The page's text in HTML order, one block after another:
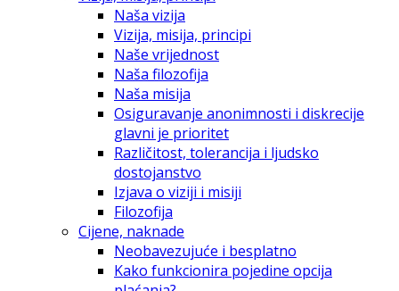
Naša vizija
Vizija, misija, principi
Naše vrijednost
Naša filozofija
Naša misija
Osiguravanje anonimnosti i diskrecije
glavni je prioritet
Različitost, tolerancija i ljudsko
dostojanstvo
Izjava o viziji i misiji
Filozofija
Cijene, naknade
Neobavezujuće i besplatno
Kako funkcionira pojedine opcija